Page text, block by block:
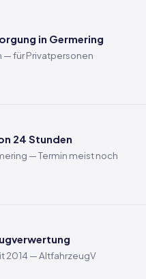
in Germering
— für Privatpersonen
24 Stunden
— Termin meist noch
2014 — AltfahrzeugV